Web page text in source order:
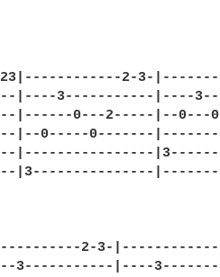
2-3-
|----3-----------|----
|------0---2-----|--0---
|--0-----0-------
|----------------
|3---------------
2-3-
3-----------|----3-------